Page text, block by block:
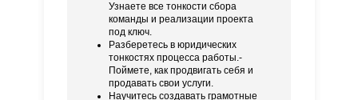
Узнаете все тонкости сбора
команды и реализации проекта
под ключ.
Разберетесь в юридических
тонкостях процесса работы.-
Поймете, как продвигать себя и
продавать свои услуги.
Научитесь создавать грамотные